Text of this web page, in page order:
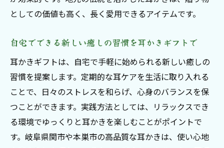
としての価値も高く、長く愛用できるアイテムです。
自宅でできる新しい癒しの習慣を耳かきギフトで
耳かきギフトは、自宅で手軽に始められる新しい癒しの
習慣を提案します。定期的な耳ケアを生活に取り入れる
ことで、日々のストレスを和らげ、心身のバランスを保
つことができます。実践方法としては、リラックスでき
る環境でゆっくりと耳かきを楽しむことがポイントで
す。岐阜県関市や本巣市の高品質な耳かきは、使い心地